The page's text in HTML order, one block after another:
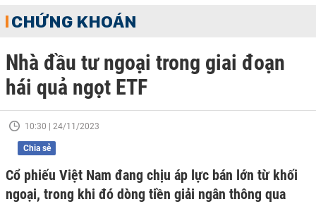
CHỨNG KHOÁN
Nhà đầu tư ngoại trong giai đoạn
hái quả ngọt ETF
10:30 | 24/11/2023
Chia sẻ
Cổ phiếu Việt Nam đang chịu áp lực bán lớn từ khối
ngoại, trong khi đó dòng tiền giải ngân thông qua